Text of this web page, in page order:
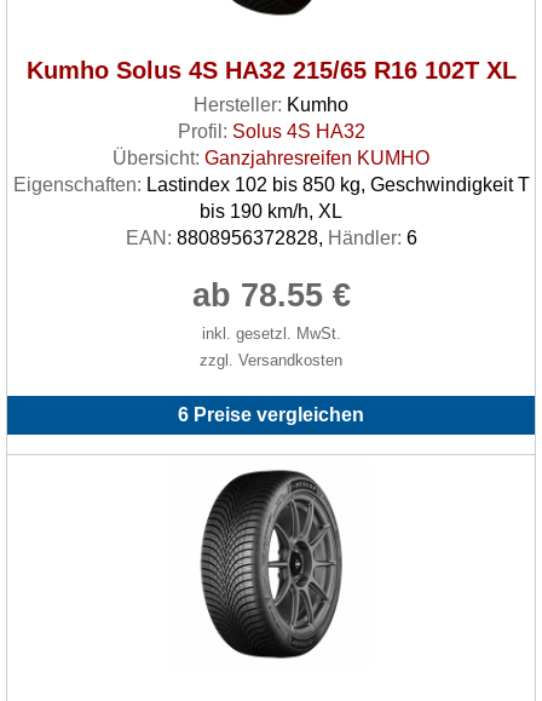
Kumho Solus 4S HA32 215/65 R16 102T XL
Hersteller: Kumho
Profil: Solus 4S HA32
Übersicht: Ganzjahresreifen KUMHO
Eigenschaften: Lastindex 102 bis 850 kg, Geschwindigkeit T
bis 190 km/h, XL
EAN: 8808956372828, Händler: 6
ab 78.55 €
inkl. gesetzl. MwSt.
zzgl. Versandkosten
6 Preise vergleichen